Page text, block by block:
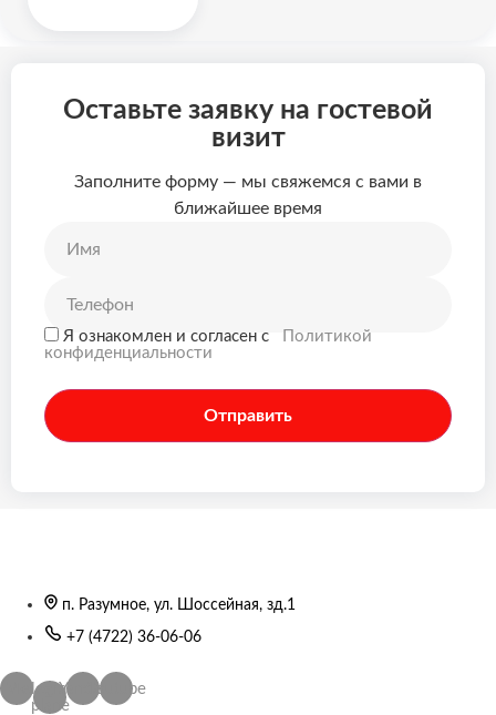
Оставьте заявку на гостевой
визит
Заполните форму — мы свяжемся с вами в
ближайшее время
Я ознакомлен и согласен c
Политикой
конфиденциальности
Отправить
п. Разумное, ул. Шоссейная, зд.1
+7 (4722) 36-06-06
Telegram-
plane
YandexYoutube